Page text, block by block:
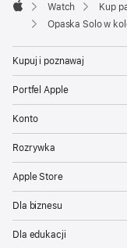
Apple
Watch
Kup
Opaska Solo w
Kupuj i poznawaj
Portfel Apple
Konto
Rozrywka
Apple Store
Dla biznesu
Dla edukacji